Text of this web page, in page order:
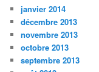
janvier 2014
décembre 2013
novembre 2013
octobre 2013
septembre 2013